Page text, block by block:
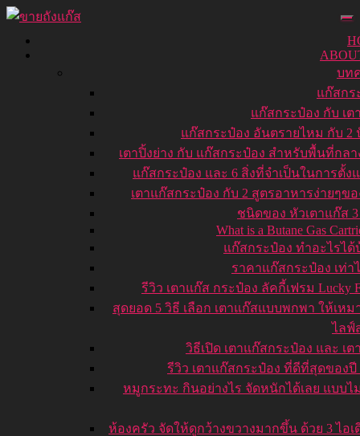
บท
แก๊สกร
แก๊สกระป๋อง กับ เต
แก๊สกระป๋อง อันตรายไหม กับ 2
เตาปิ้งย่าง กับ แก๊สกระป๋อง สำหรับพื้นที่กลา
แก๊สกระป๋อง และ 6 สิ่งที่จำเป็นในการตั้ง
เตาแก๊สกระป๋อง กับ 2 สูตรอาหารง่ายๆข
ชนิดของ หัวเตาแก๊ส
What is a Butane Gas
แก๊สกระป๋อง ทำอะไรได้
ราคาแก๊สกระป๋อง เท่า
รีวิว เตาแก๊ส กระป๋อง ลัคกี้เฟรม Lucky
สุดยอด 5 วิธี เลือก เตาแก๊สแบบพกพา ให้เหม
ไลฟ์
วิธีเปิด เตาแก๊สกระป๋อง และ เต
รีวิว เตาแก๊สกระป๋อง ที่ดีที่สุดของปี
หมูกระทะ กินอย่างไร จัดหนักได้เลย แบบไ
ห้องครัว จัดให้ดูกว้างขวางมากขึ้น ด้วย 3 ไอเ